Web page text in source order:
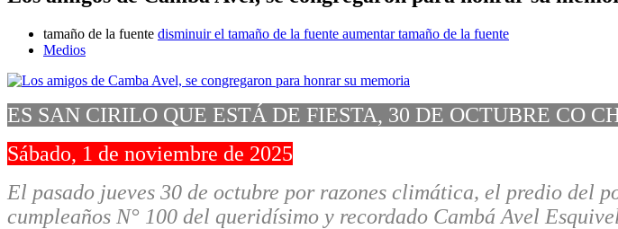
tamaño de la fuente disminuir el tamaño de la fuente aumentar tamaño de la fuente
Medios
ES SAN CIRILO QUE ESTÁ DE FIESTA, 30 DE OCTUBRE CO
Sábado, 1 de noviembre de 2025
El pasado jueves 30 de octubre por razones climática, el predio
cumpleaños N° 100 del queridísimo y recordado Cambá Avel